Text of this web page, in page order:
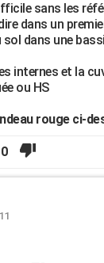
sans les
dans un
sol dans une
internes et la
ou HS
rouge ci-
0